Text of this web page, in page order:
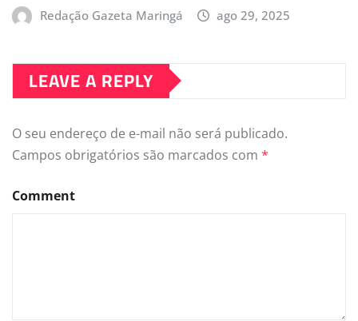
Redação Gazeta Maringá ago 29, 2025
LEAVE A REPLY
O seu endereço de e-mail não será publicado.
Campos obrigatórios são marcados com *
Comment